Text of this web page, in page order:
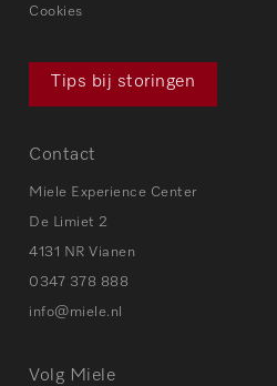
Cookies
Tips bij storingen
Contact
Miele Experience Center
De Limiet 2
4131 NR Vianen
0347 378 888
info@miele.nl
Volg Miele